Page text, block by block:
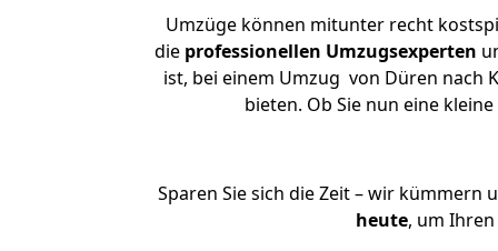
Umzüge können mitunter recht
die professionellen Umzugsexperten
ist, bei einem Umzug von Düren nach
bieten. Ob Sie nun eine
Sparen Sie sich die Zeit – wir
heute, um